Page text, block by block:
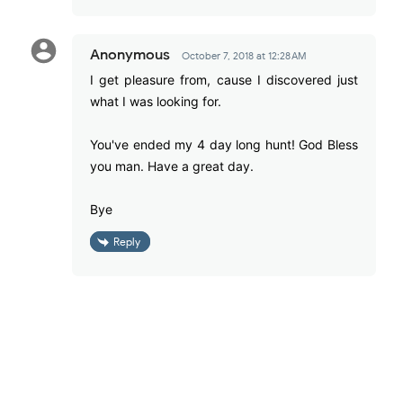
Anonymous October 7, 2018 at 12:28 AM
I get pleasure from, cause I discovered just
what I was looking for.
You've ended my 4 day long hunt! God Bless
you man. Have a great day.
Bye
Reply